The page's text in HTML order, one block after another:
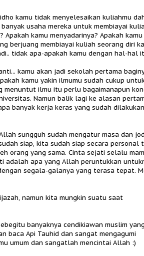
kamu tidak menyelesaikan kuliahmu
usaha mereka untuk membiayai
kamu menyadarinya? Apakah kamu
berjuang membiayai kuliah seorang diri
tidak apa-apakah kamu dengan hal-hal
kamu akan jadi sekolah pertama
kamu yakin ilmumu sudah cukup
ilmu itu perlu bagaimanapun
Namun balik lagi ke alasan
banyak kerja keras yang sudah
sungguh sudah mengatur masa dan
siap, kita sudah siap secara personal
orang yang sama. Cinta sejati selalu
adalah apa yang Allah peruntukkan
segala-galanya yang terasa tepat.
namun kita mungkin suatu saat
banyaknya cendikiawan muslim yang
baca Api Tauhid dan sangat mengagumi
umum dan sangatlah mencintai Allah :)